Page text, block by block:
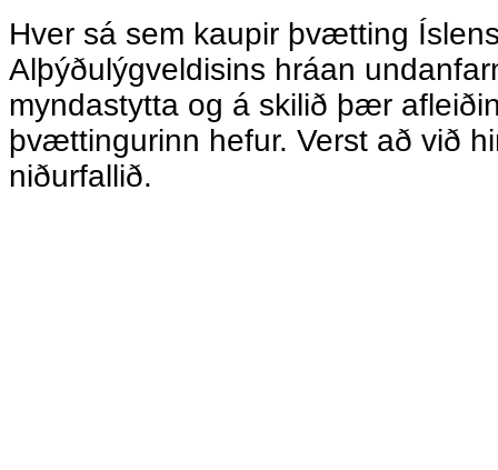
Hver sá sem kaupir þvætting
Alþýðulýgveldisins hráan
myndastytta og á skilið þær
þvættingurinn hefur. Verst að við
niðurfallið.